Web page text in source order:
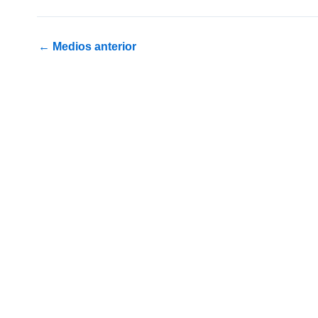
← Medios anterior